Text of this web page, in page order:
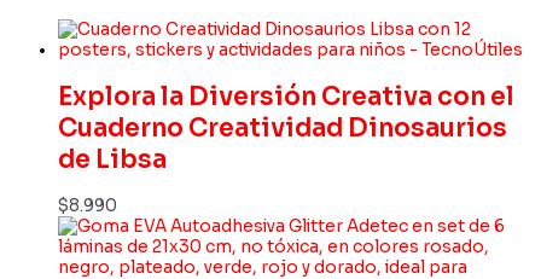
Explora la Diversión Creativa con el
Cuaderno Creatividad Dinosaurios
de Libsa
$8.990